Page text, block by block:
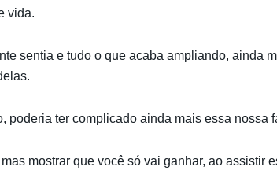
vida.
sentia e tudo o que acaba ampliando, ainda
poderia ter complicado ainda mais essa nossa
mas mostrar que você só vai ganhar, ao assistir